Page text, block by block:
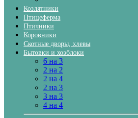
Козлятники
Птицеферма
Птичники
Коровники
Скотные дворы, хлевы
Бытовки и хозблоки
6 на 3
2 на 2
2 на 4
2 на 3
3 на 3
4 на 4